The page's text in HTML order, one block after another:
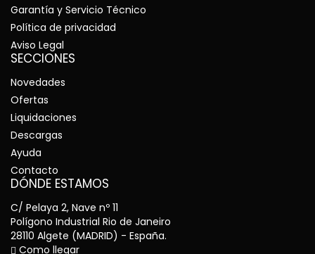
Garantía y Servicio Técnico
Política de privacidad
Aviso Legal
SECCIONES
Novedades
Ofertas
Liquidaciones
Descargas
Ayuda
Contacto
DÓNDE ESTAMOS
C/ Pelaya 2, Nave nº 11
Polígono Industrial Rio de Janeiro
28110 Algete (MADRID) - España.
Como llegar